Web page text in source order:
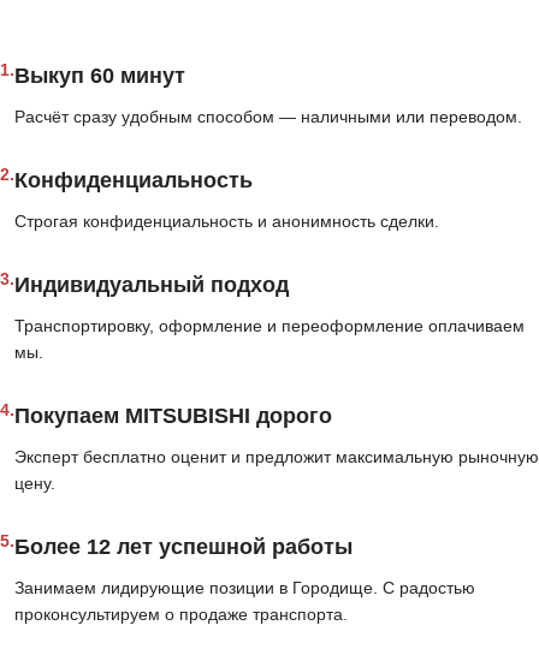
1.Выкуп 60 минут
Расчёт сразу удобным способом — наличными или переводом.
2.Конфиденциальность
Строгая конфиденциальность и анонимность сделки.
3.Индивидуальный подход
Транспортировку, оформление и переоформление оплачиваем
мы.
4.Покупаем MITSUBISHI дорого
Эксперт бесплатно оценит и предложит максимальную рыночную
цену.
5.Более 12 лет успешной работы
Занимаем лидирующие позиции в Городище. С радостью
проконсультируем о продаже транспорта.